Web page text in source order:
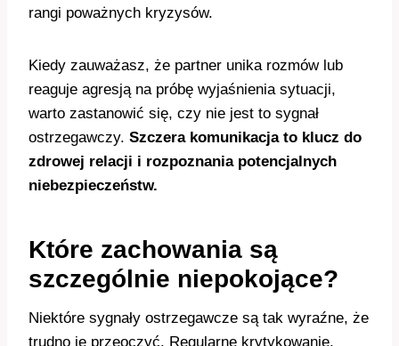
rangi poważnych kryzysów.
Kiedy zauważasz, że partner unika rozmów lub
reaguje agresją na próbę wyjaśnienia sytuacji,
warto zastanowić się, czy nie jest to sygnał
ostrzegawczy. Szczera komunikacja to klucz do
zdrowej relacji i rozpoznania potencjalnych
niebezpieczeństw.
Które zachowania są
szczególnie niepokojące?
Niektóre sygnały ostrzegawcze są tak wyraźne, że
trudno je przeoczyć. Regularne krytykowanie,